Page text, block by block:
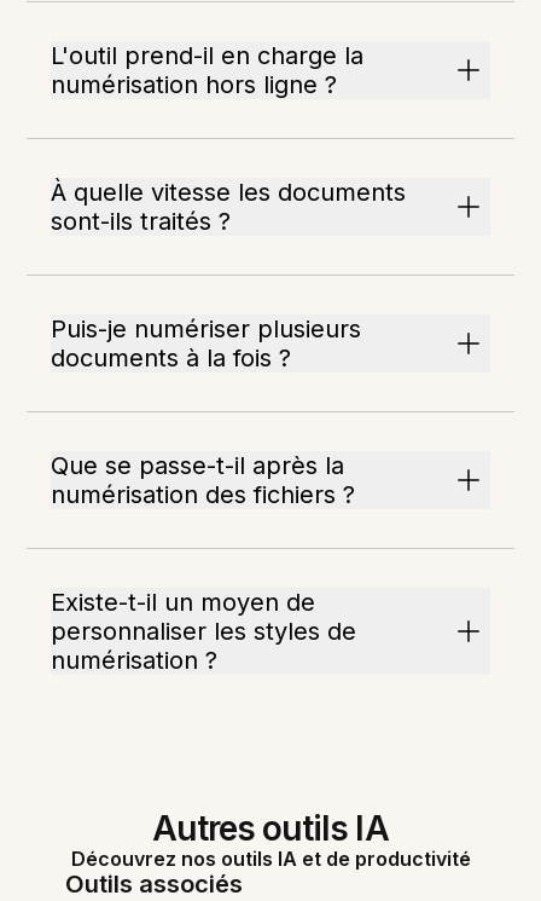
L'outil prend-il en charge la
numérisation hors ligne ?
À quelle vitesse les documents
sont-ils traités ?
Puis-je numériser plusieurs
documents à la fois ?
Que se passe-t-il après la
numérisation des fichiers ?
Existe-t-il un moyen de
personnaliser les styles de
numérisation ?
Autres outils IA
Découvrez nos outils IA et de productivité
Outils associés